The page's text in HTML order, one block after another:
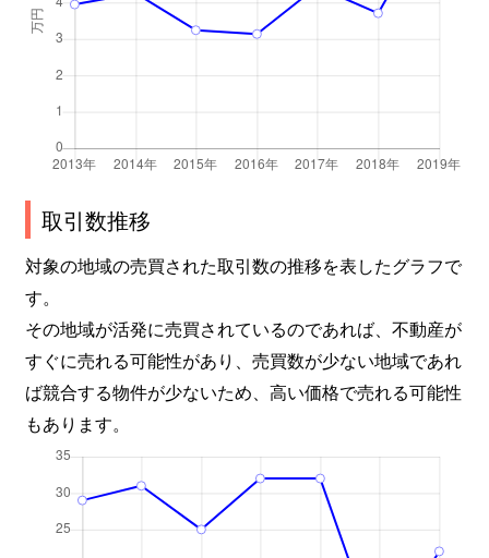
取引数推移
対象の地域の売買された取引数の推移を表したグラフで
す。
その地域が活発に売買されているのであれば、不動産が
すぐに売れる可能性があり、売買数が少ない地域であれ
ば競合する物件が少ないため、高い価格で売れる可能性
もあります。